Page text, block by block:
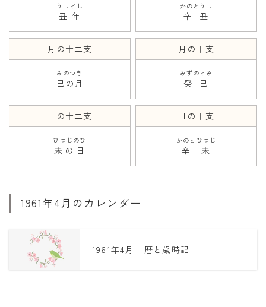
丑年
うしどし
辛丑
かのとうし
月の十二支
巳の月
みのつき
月の干支
癸巳
みずのとみ
日の十二支
未の日
ひつじのひ
日の干支
辛未
かのとひつじ
1961年4月のカレンダー
1961年4月 - 暦と歳時記